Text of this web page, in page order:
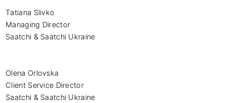
Tatiana Slivko
Managing Director
Saatchi & Saatchi Ukraine
Olena Orlovska
Client Service Director
Saatchi & Saatchi Ukraine